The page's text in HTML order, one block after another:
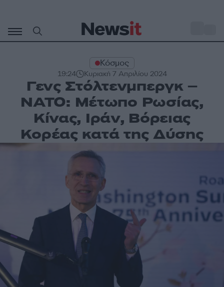
περιεχόμενο
Κόσμος
19:24 Κυριακή 7 Απριλίου 2024
Γενς Στόλτενμπεργκ –
ΝΑΤΟ: Μέτωπο Ρωσίας,
Κίνας, Ιράν, Βόρειας
Κορέας κατά της Δύσης